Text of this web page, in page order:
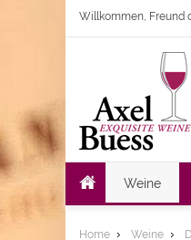
Willkommen, Freund
Weine
Home Weine